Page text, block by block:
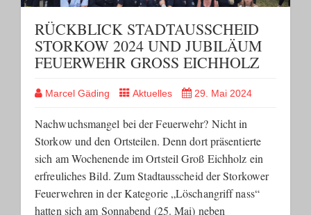
RÜCKBLICK STADTAUSSCHEID
STORKOW 2024 UND JUBILÄUM
FEUERWEHR GROSS EICHHOLZ
Marcel Gäding Aktuelles 29. Mai 2024
Nachwuchsmangel bei der Feuerwehr? Nicht in
Storkow und den Ortsteilen. Denn dort präsentierte
sich am Wochenende im Ortsteil Groß Eichholz ein
erfreuliches Bild. Zum Stadtausscheid der Storkower
Feuerwehren in der Kategorie „Löschangriff nass“
hatten sich am Sonnabend (25. Mai) neben